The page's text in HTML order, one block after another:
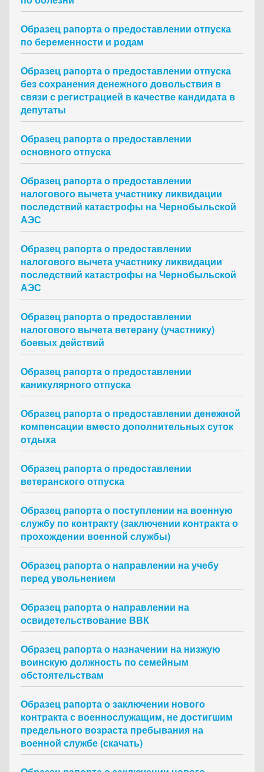
Образец рапорта о предоставлении отпуска
по беременности и родам
Образец рапорта о предоставлении отпуска
без сохранения денежного довольствия в
связи с регистрацией в качестве кандидата в
депутаты
Образец рапорта о предоставлении
основного отпуска
Образец рапорта о предоставлении
налогового вычета участнику ликвидации
последствий катастрофы на Чернобыльской
АЭС
Образец рапорта о предоставлении
налогового вычета участнику ликвидации
последствий катастрофы на Чернобыльской
АЭС
Образец рапорта о предоставлении
налогового вычета ветерану (участнику)
боевых действий
Образец рапорта о предоставлении
каникулярного отпуска
Образец рапорта о предоставлении денежной
компенсации вместо дополнительных суток
отдыха
Образец рапорта о предоставлении
ветеранского отпуска
Образец рапорта о поступлении на военную
службу по контракту (заключении контракта о
прохождении военной службы)
Образец рапорта о направлении на учебу
перед увольнением
Образец рапорта о направлении на
освидетельствование ВВК
Образец рапорта о назначении на низжую
воинскую должность по семейным
обстоятельствам
Образец рапорта о заключении нового
контракта с военнослужащим, не достигшим
предельного возраста пребывания на
военной службе (скачать)